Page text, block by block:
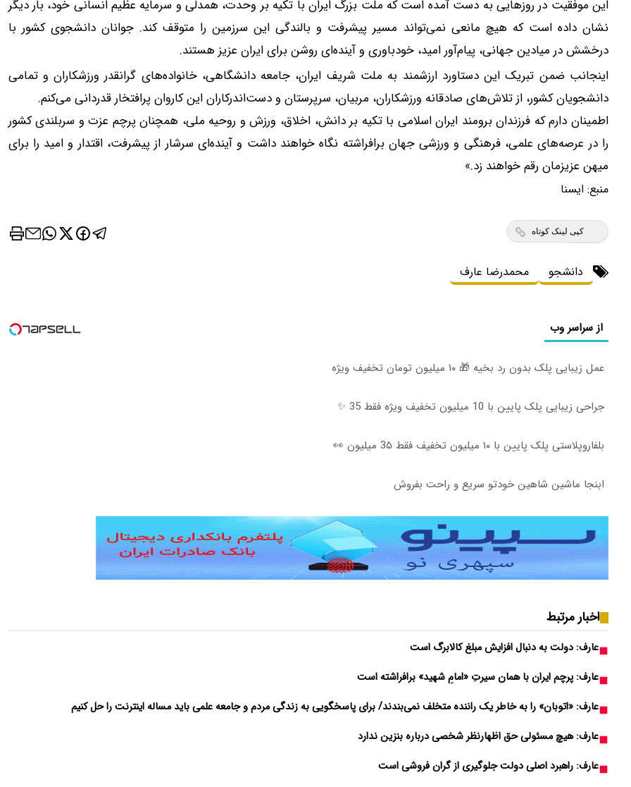
این موفقیت در روزهایی به دست آمده است که ملت بزرگ ایران با تکیه بر وحدت، همدلی و سرمایه عظیم انسانی خود، بار دیگر
نشان داده است که هیچ مانعی نمی‌تواند مسیر پیشرفت و بالندگی این سرزمین را متوقف کند. جوانان دانشجوی کشور با
درخشش در میادین جهانی، پیام‌آور امید، خودباوری و آینده‌ای روشن برای ایران عزیز هستند.
اینجانب ضمن تبریک این دستاورد ارزشمند به ملت شریف ایران، جامعه دانشگاهی، خانواده‌های گرانقدر ورزشکاران و تمامی
دانشجویان کشور، از تلاش‌های صادقانه ورزشکاران، مربیان، سرپرستان و دست‌اندرکاران این کاروان پرافتخار قدردانی می‌کنم.
اطمینان دارم که فرزندان برومند ایران اسلامی با تکیه بر دانش، اخلاق، ورزش و روحیه ملی، همچنان پرچم عزت و سربلندی کشور
را در عرصه‌های علمی، فرهنگی و ورزشی جهان برافراشته نگاه خواهند داشت و آینده‌ای سرشار از پیشرفت، اقتدار و امید را برای
میهن عزیزمان رقم خواهند زد.»
منبع: ايسنا
کپی لینک کوتاه
دانشجو محمدرضا عارف
از سراسر وب
عمل زیبایی پلک بدون رد بخیه 🎁 ۱۰ میلیون تومان تخفیف ویژه
جراحی زیبایی پلک پایین با 10 میلیون تخفیف ویژه فقط 35 ✨
بلفاروپلاستی پلک پایین با ۱۰ میلیون تخفیف فقط 3۵ میلیون 👀
ابنجا ماشین شاهین خودتو سریع و راحت بفروش
اخبار مرتبط
عارف: دولت به دنبال افزایش مبلغ کالابرگ است
عارف: پرچم ایران با همان سیرتِ «امامِ شهید» برافراشته است
عارف: «اتوبان» را به خاطر یک راننده متخلف نمی‌بندند/ برای پاسخگویی به زندگی مردم و جامعه علمی باید مساله اینترنت را حل کنیم
عارف: ‌هیچ مسئولی حق اظهارنظر شخصی درباره بنزین ندارد
عارف: راهبرد اصلی دولت جلوگیری از گران فروشی است